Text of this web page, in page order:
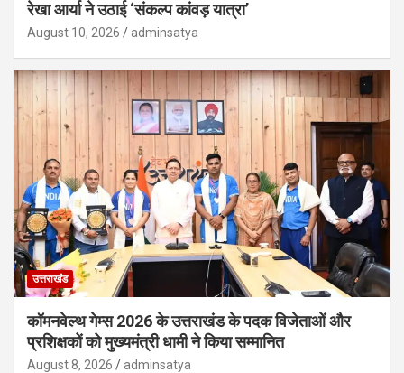
रेखा आर्या ने उठाई ‘संकल्प कांवड़ यात्रा’
August 10, 2026 adminsatya
उत्तराखंड
कॉमनवेल्थ गेम्स 2026 के उत्तराखंड के पदक विजेताओं और
प्रशिक्षकों को मुख्यमंत्री धामी ने किया सम्मानित
August 8, 2026 adminsatya